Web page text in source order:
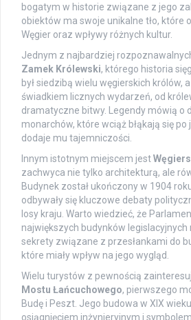
bogatym w historie związane z jego
obiektów ma swoje unikalne tło, które
Węgier oraz wpływy różnych kultur.
Jednym z najbardziej
Zamek Królewski, którego historia
był siedzibą wielu węgierskich królów,
świadkiem licznych wydarzeń, od
dramatyczne bitwy. Legendy mówią o
monarchów, które wciąż błąkają się po
dodaje mu tajemniczości.
Innym istotnym miejscem jest
zachwyca nie tylko architekturą, ale
Budynek został ukończony w 1904
odbywały się kluczowe debaty
losy kraju. Warto wiedzieć, że
największych budynków legislacyjnych
sekrety związane z przesłankami do
które miały wpływ na jego wygląd.
Wielu turystów z pewnością
Mostu Łańcuchowego, pierwszego
Budę i Peszt. Jego budowa w XIX
osiągnięciem inżynieryjnym i